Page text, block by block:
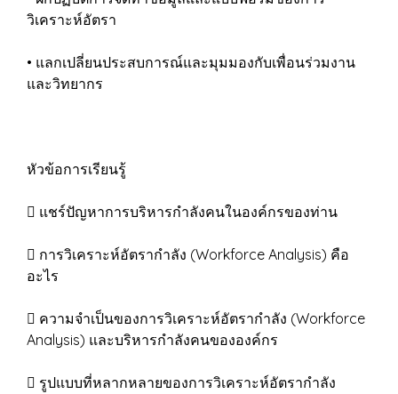
วิเคราะห์อัตรา
• แลกเปลี่ยนประสบการณ์และมุมมองกับเพื่อนร่วมงาน
และวิทยากร
หัวข้อการเรียนรู้
 แชร์ปัญหาการบริหารกำลังคนในองค์กรของท่าน
 การวิเคราะห์อัตรากำลัง (Workforce Analysis) คือ
อะไร
 ความจำเป็นของการวิเคราะห์อัตรากำลัง (Workforce
Analysis) และบริหารกำลังคนขององค์กร
 รูปแบบที่หลากหลายของการวิเคราะห์อัตรากำลัง